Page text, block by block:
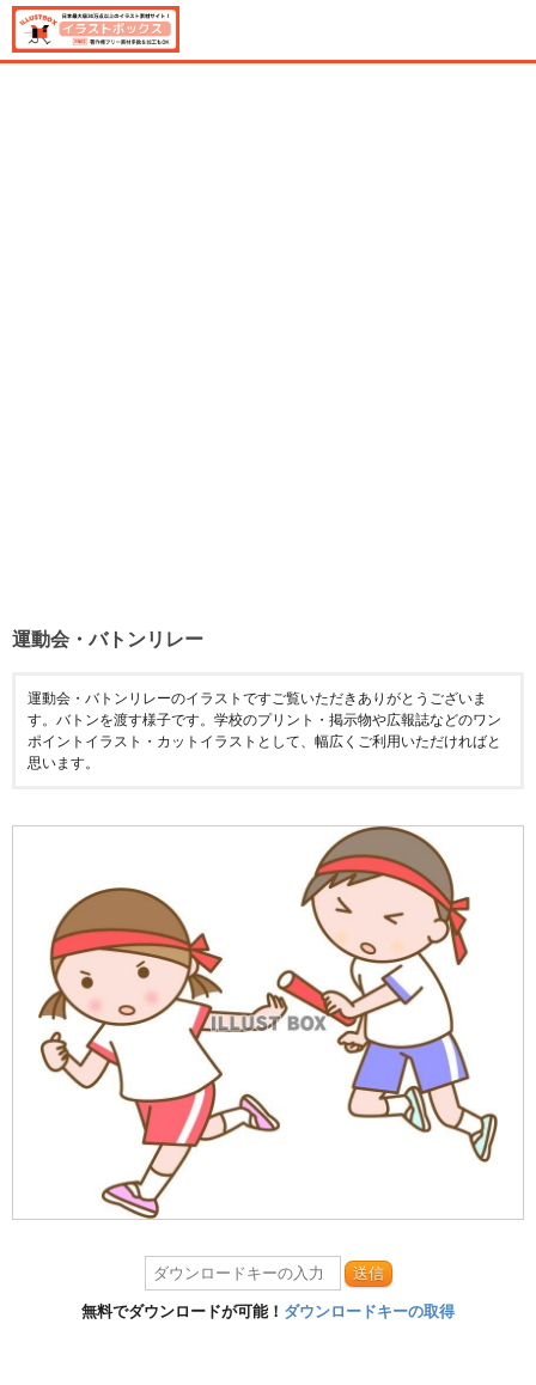
運動会・バトンリレー
運動会・バトンリレーのイラストですご覧いただきありがとうございま
す。バトンを渡す様子です。学校のプリント・掲示物や広報誌などのワン
ポイントイラスト・カットイラストとして、幅広くご利用いただければと
思います。
送信
無料でダウンロードが可能！ ダウンロードキーの取得